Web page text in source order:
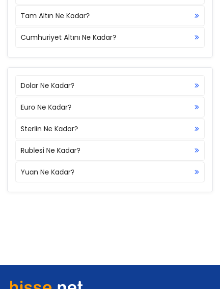
Tam Altın Ne Kadar?
Cumhuriyet Altını Ne Kadar?
Dolar Ne Kadar?
Euro Ne Kadar?
Sterlin Ne Kadar?
Rublesi Ne Kadar?
Yuan Ne Kadar?